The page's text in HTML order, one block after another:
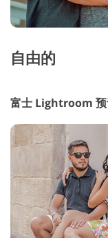
自由的
富士 Lightroom